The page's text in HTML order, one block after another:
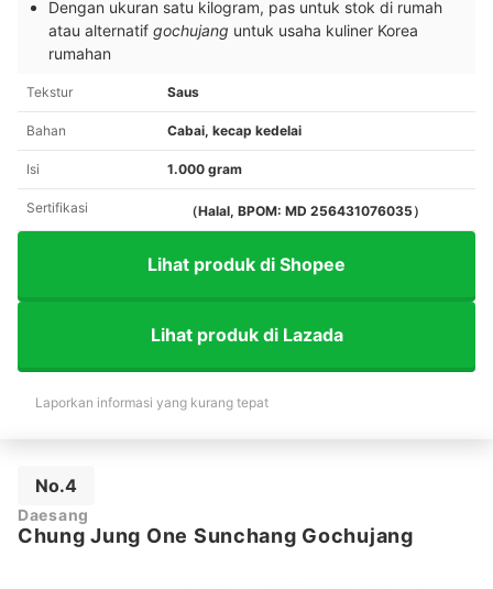
Dengan ukuran satu kilogram, pas untuk stok di rumah
atau alternatif gochujang untuk usaha kuliner Korea
rumahan
Tekstur Saus
Bahan Cabai, kecap kedelai
Isi 1.000 gram
Sertifikasi （Halal, BPOM: MD 256431076035）
Lihat produk di Shopee
Lihat produk di Lazada
Laporkan informasi yang kurang tepat
No.4
Daesang
Chung Jung One Sunchang Gochujang